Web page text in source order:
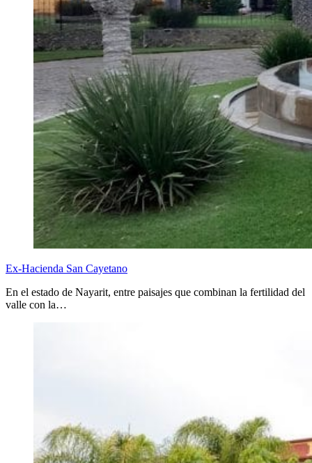
Ex-Hacienda San Cayetano
En el estado de Nayarit, entre paisajes que combinan la fertilidad del
valle con la…